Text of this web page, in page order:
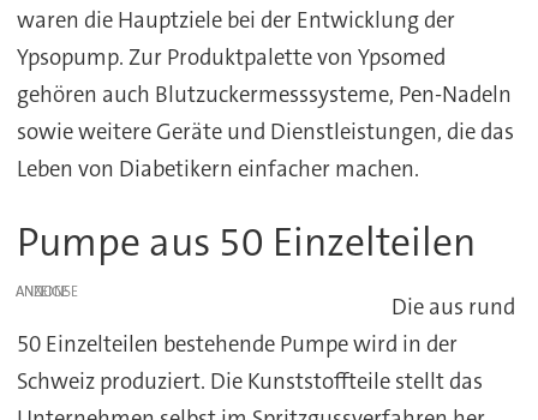
waren die Hauptziele bei der Entwicklung der
Ypsopump. Zur Produktpalette von Ypsomed
gehören auch Blutzuckermesssysteme, Pen-Nadeln
sowie weitere Geräte und Dienstleistungen, die das
Leben von Diabetikern einfacher machen.
Pumpe aus 50 Einzelteilen
ANZEIGE
Die aus rund
50 Einzelteilen bestehende Pumpe wird in der
Schweiz produziert. Die Kunststoffteile stellt das